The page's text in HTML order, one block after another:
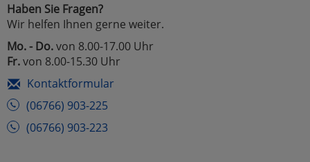
Haben Sie Fragen?
Wir helfen Ihnen gerne weiter.
Mo. - Do.von 8.00-17.00 Uhr
Fr.von 8.00-15.30 Uhr
Kontaktformular
(06766) 903-225
(06766) 903-223